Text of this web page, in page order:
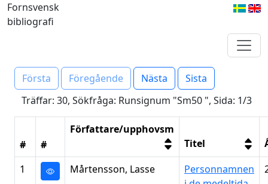
Fornsvensk
bibliografi
Första Föregående Nästa
Sista
Träffar: 30, Sökfråga: Runsignum "Sm50 ", Sida: 1/3
# #
Författare/upphovsm
Titel
1
Mårtensson, Lasse
Personnamnen